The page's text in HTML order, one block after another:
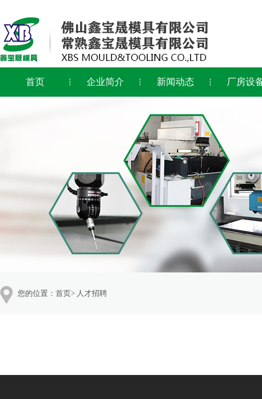
首页 企业简介 新闻动态 厂房设
您的位置： 首页> 人才招聘